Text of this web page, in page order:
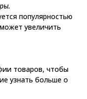
популярностью
увеличить
товаров, чтобы
узнать больше о